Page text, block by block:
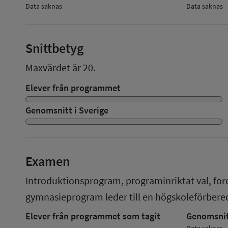
Data saknas Data saknas
Snittbetyg
Maxvärdet är 20.
Elever från programmet
Genomsnitt i Sverige
Examen
Introduktionsprogram, programinriktat val,
gymnasieprogram leder till en
Elever från programmet som tagit